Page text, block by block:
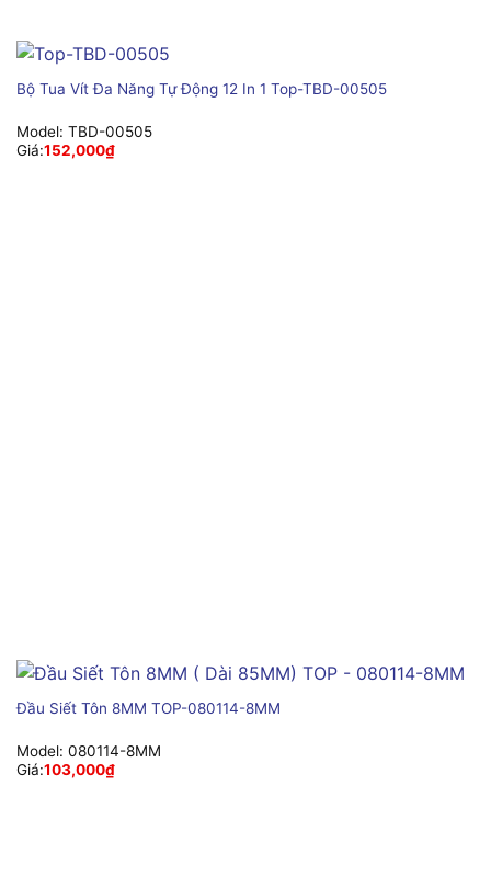
Bộ Tua Vít Đa Năng Tự Động 12 In 1 Top-TBD-00505
Model: TBD-00505
Giá:152,000₫
Đầu Siết Tôn 8MM TOP-080114-8MM
Model: 080114-8MM
Giá:103,000₫